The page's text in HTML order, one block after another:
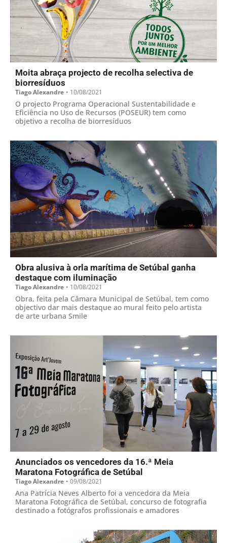
Moita abraça projecto de recolha selectiva de
biorresíduos
Tiago Alexandre • 10/08/2021
O projecto Programa Operacional Sustentabilidade e
Eficiência no Uso de Recursos (POSEUR) tem como
objetivo a recolha de biorresíduos
Obra alusiva à orla marítima de Setúbal ganha
destaque com iluminação
Tiago Alexandre • 10/08/2021
Obra, feita pela Câmara Municipal de Setúbal, tem como
objectivo dar mais destaque ao mural feito pelo artista
de arte urbana Smile
Anunciados os vencedores da 16.ª Meia
Maratona Fotográfica de Setúbal
Tiago Alexandre • 09/08/2021
Ana Patrícia Neves Alberto foi a vencedora da Meia
Maratona Fotográfica de Setúbal, concurso de fotografia
destinado a fotógrafos profissionais e amadores